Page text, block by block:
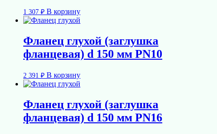
1 307 ₽ В корзину
Фланец глухой (заглушка
фланцевая) d 150 мм PN10
2 391 ₽ В корзину
Фланец глухой (заглушка
фланцевая) d 150 мм PN16